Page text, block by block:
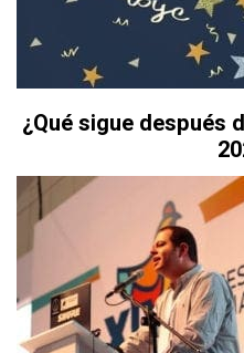
¿Qué sigue después